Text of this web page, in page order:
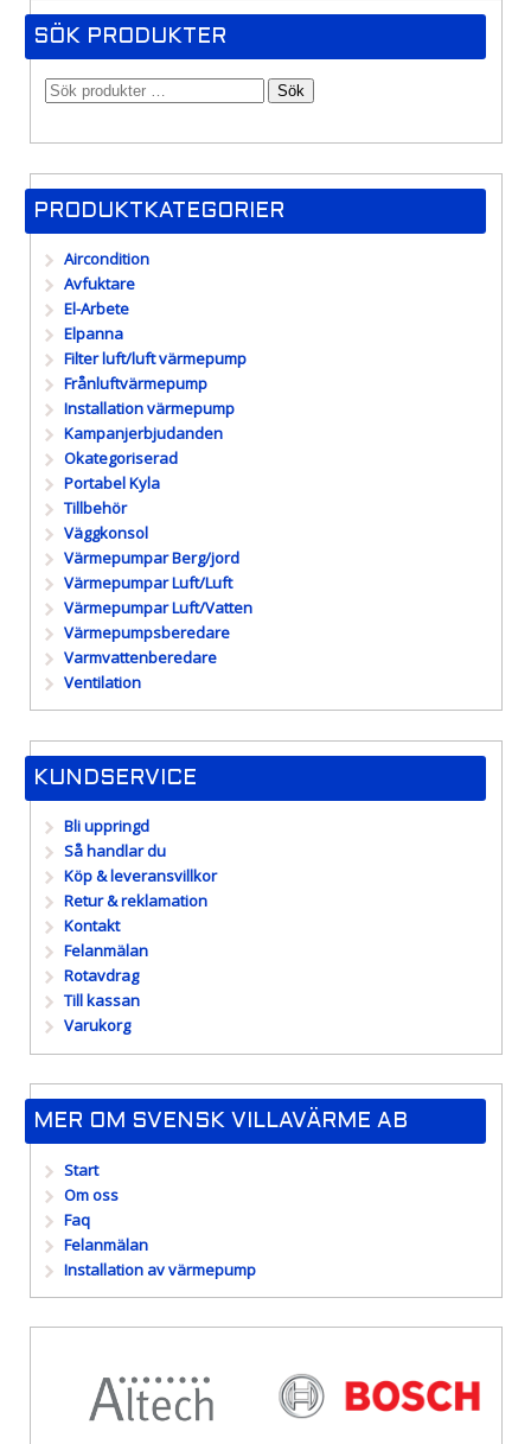
SÖK PRODUKTER
Sök
PRODUKTKATEGORIER
Aircondition
Avfuktare
El-Arbete
Elpanna
Filter luft/luft värmepump
Frånluftvärmepump
Installation värmepump
Kampanjerbjudanden
Okategoriserad
Portabel Kyla
Tillbehör
Väggkonsol
Värmepumpar Berg/jord
Värmepumpar Luft/Luft
Värmepumpar Luft/Vatten
Värmepumpsberedare
Varmvattenberedare
Ventilation
KUNDSERVICE
Bli uppringd
Så handlar du
Köp & leveransvillkor
Retur & reklamation
Kontakt
Felanmälan
Rotavdrag
Till kassan
Varukorg
MER OM SVENSK VILLAVÄRME AB
Start
Om oss
Faq
Felanmälan
Installation av värmepump